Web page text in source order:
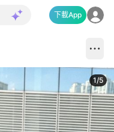
下載App
1/5